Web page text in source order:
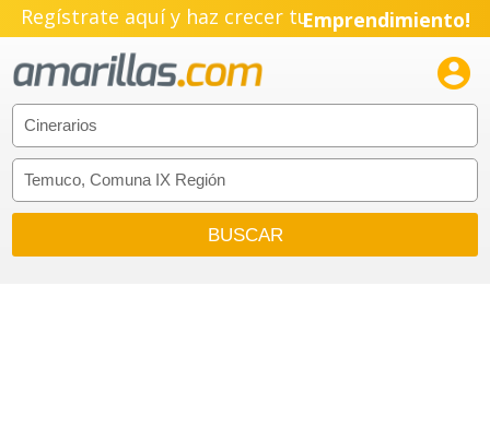
Regístrate aquí y haz crecer tuEmprendimiento!
